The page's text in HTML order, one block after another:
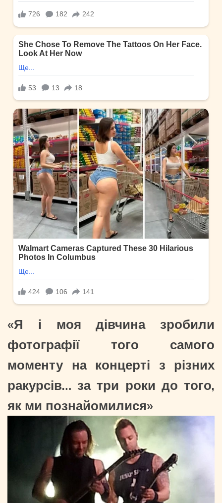
«Я і моя дівчина зробили
фотографії того самого
моменту на концерті з різних
ракурсів… за три роки до того,
як ми познайомилися»